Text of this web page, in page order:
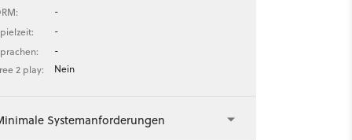
-
-
-
2 play:
Nein
Systemanforderungen